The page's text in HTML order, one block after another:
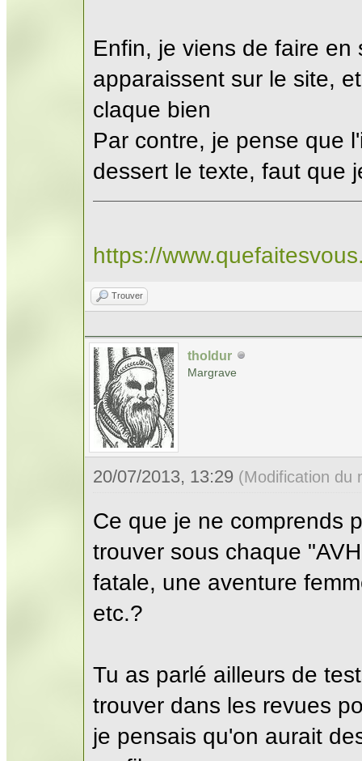
Enfin, je viens de faire
apparaissent sur le site,
claque bien
Par contre, je pense que
dessert le texte, faut que
https://
Trouver
tholdur
Margrave
20/07/2013, 13:29 (Modification du
Ce que je ne comprends
trouver sous chaque
fatale, une aventure
etc.?
Tu as parlé ailleurs de
trouver dans les revues
je pensais qu'on aurait